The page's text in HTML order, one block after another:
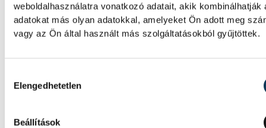
weboldalhasználatra vonatkozó adatait, akik kombinálhatják
adatokat más olyan adatokkal, amelyeket Ön adott meg
vagy az Ön által használt más szolgáltatásokból gyűjtöttek.
Elengedhetetlen
Beállítások